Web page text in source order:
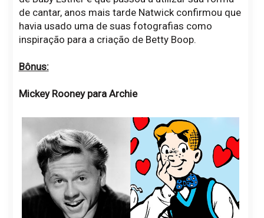
de cantar, anos mais tarde Natwick confirmou que
havia usado uma de suas fotografias como
inspiração para a criação de Betty Boop.
Bônus:
Mickey Rooney para Archie